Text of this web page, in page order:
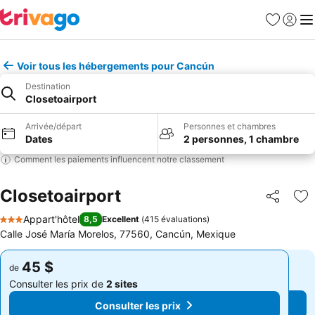
Favoris
Se
Voir tous les hébergements pour Cancún
Destination
Closetoairport
Arrivée/départ
Dates
Personnes et chambres
2 personnes, 1 chambre
Comment les paiements influencent notre classement
Closetoairport Partager
3 Étoiles
Appart'hôtel 8,5 Excellent (415 évaluations)
Calle José María Morelos, 77560, Cancún, Mexique
de 45 $
Consulter les prix de 2 sites
Consulter les prix
de 45 $
Consulter les prix de 2 sites
Consulter les prix